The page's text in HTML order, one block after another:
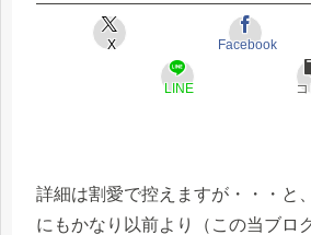
X Facebook
LINE
詳細は割愛で控えますが・・・と
にもかなり以前より（この当ブロ